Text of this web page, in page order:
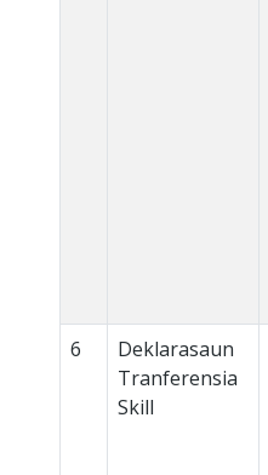
6
Deklarasaun
Tranferensia
Skill